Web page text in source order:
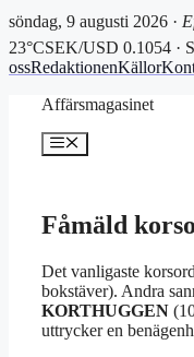
söndag, 9 augusti 2026 ·
23°CSEK/USD 0.1054 ·
ossRedaktionenKällor
Affärsmagasinet
Meny
Fåmäld
Det vanligaste
bokstäver). Andra
KORTHUGGEN
uttrycker en